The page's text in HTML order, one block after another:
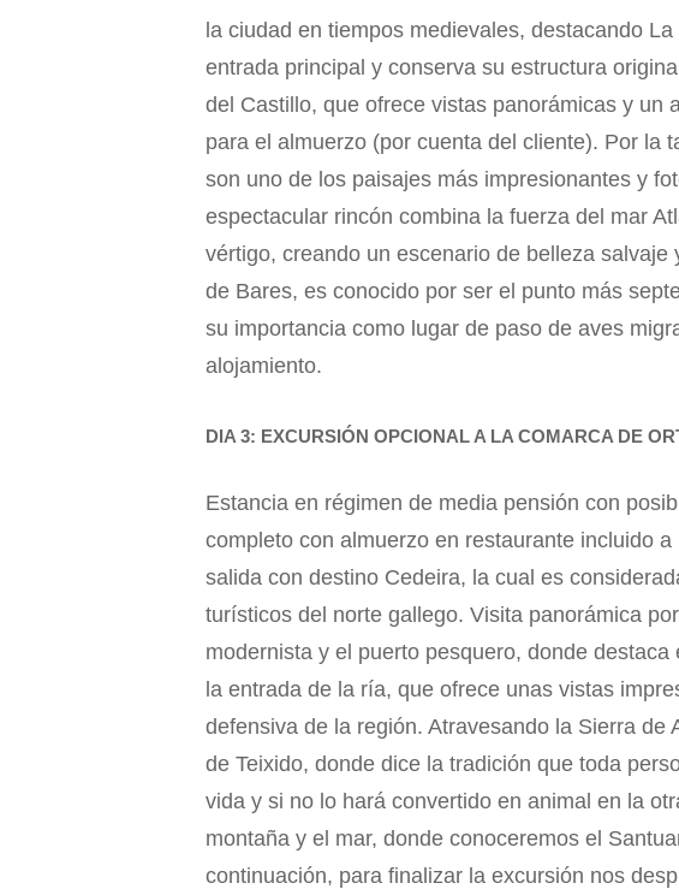
la ciudad en tiempos medievales, destacando
entrada principal y conserva su estructura
del Castillo, que ofrece vistas panorámicas y un
para el almuerzo (por cuenta del cliente). Por la
son uno de los paisajes más impresionantes y
espectacular rincón combina la fuerza del mar
vértigo, creando un escenario de belleza
de Bares, es conocido por ser el punto más
su importancia como lugar de paso de aves
alojamiento.
DIA 3: EXCURSIÓN OPCIONAL A LA COMARCA DE
Estancia en régimen de media pensión con
completo con almuerzo en restaurante incluido
salida con destino Cedeira, la cual es
turísticos del norte gallego. Visita panorámica
modernista y el puerto pesquero, donde
la entrada de la ría, que ofrece unas vistas
defensiva de la región. Atravesando la Sierra de
de Teixido, donde dice la tradición que toda
vida y si no lo hará convertido en animal en la
montaña y el mar, donde conoceremos el
continuación, para finalizar la excursión nos